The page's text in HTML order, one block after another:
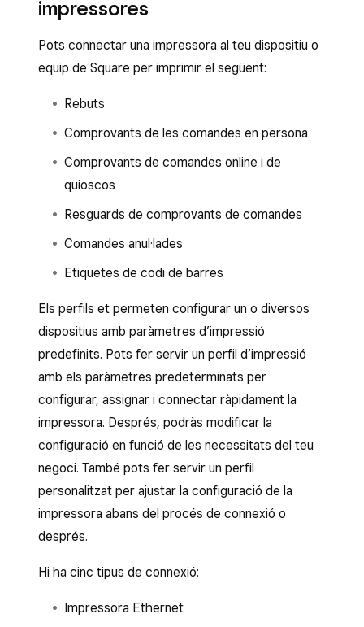
impressores
Pots connectar una impressora al teu dispositiu o
equip de Square per imprimir el següent:
Rebuts
Comprovants de les comandes en persona
Comprovants de comandes online i de
quioscos
Resguards de comprovants de comandes
Comandes anul·lades
Etiquetes de codi de barres
Els perfils et permeten configurar un o diversos
dispositius amb paràmetres d’impressió
predefinits. Pots fer servir un perfil d’impressió
amb els paràmetres predeterminats per
configurar, assignar i connectar ràpidament la
impressora. Després, podràs modificar la
configuració en funció de les necessitats del teu
negoci. També pots fer servir un perfil
personalitzat per ajustar la configuració de la
impressora abans del procés de connexió o
després.
Hi ha cinc tipus de connexió:
Impressora Ethernet